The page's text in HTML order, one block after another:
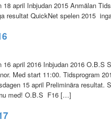
april Inbjudan 2015 Anmälan
resultat QuickNet spelen 2015
april 2016 Inbjudan 2016 O.B.S
Med start 11:00. Tidsprogram
15 april Preliminära
nu med! O.B.S F16 […]